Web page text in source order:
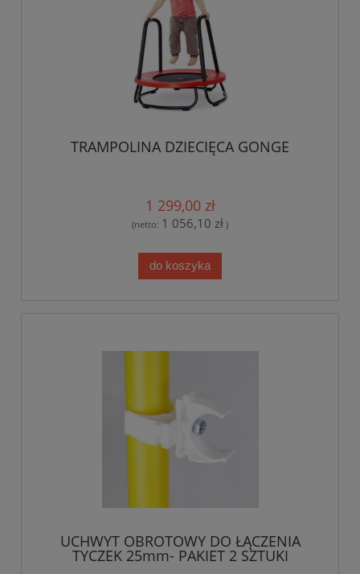
TRAMPOLINA DZIECIĘCA GONGE
1 299,00 zł
(netto: 1 056,10 zł )
do koszyka
UCHWYT OBROTOWY DO ŁĄCZENIA
TYCZEK 25mm- PAKIET 2 SZTUKI